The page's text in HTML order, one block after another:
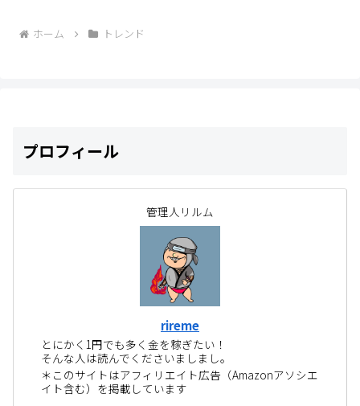
ホーム トレンド
プロフィール
管理人リルム
rireme
とにかく1円でも多く金を稼ぎたい！
そんな人は読んでくださいましまし。
＊このサイトはアフィリエイト広告（Amazonアソシエ
イト含む）を掲載しています